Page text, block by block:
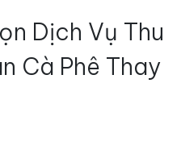
Dịch Vụ Thu
Cà Phê Thay